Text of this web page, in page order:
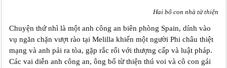
Hai bố con nhà từ thiện
Chuyện thứ nhì là một anh công an biên phòng Spain, dính vào
vụ ngăn chặn vượt rào tại Melilla khiến một người Phi châu thiệt
mạng và anh pải ra tòa, gặp rắc rối với thượng cấp và luật pháp.
Các vai diễn anh công an, ông bố từ thiện thú voi và cô con gái